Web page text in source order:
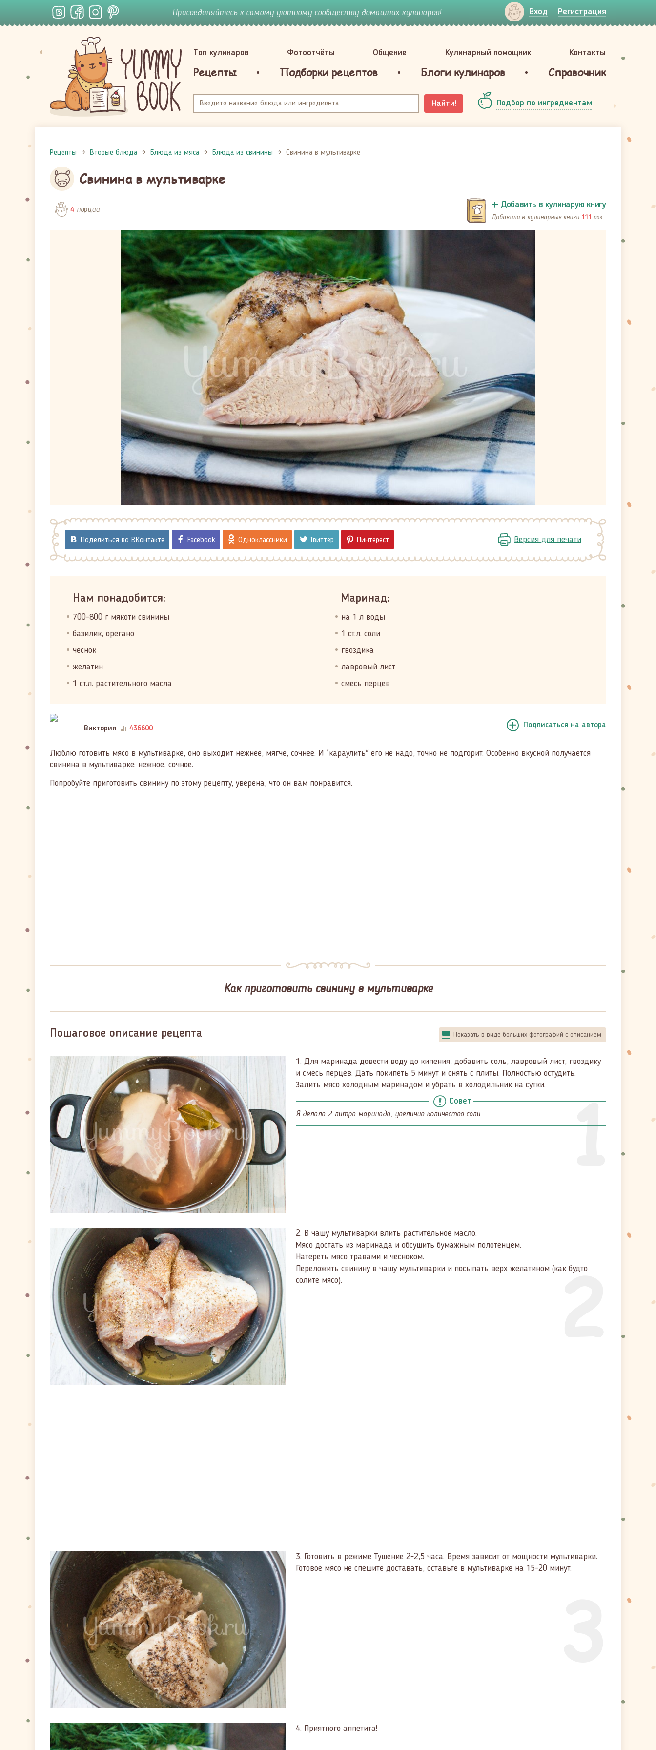
Присоединяйтесь к самому уютному сообществу домашних кулинаров! Вход Регистрация
Топ кулинаров Фотоотчёты Общение Кулинарный помощник Контакты
Рецепты Подборки рецептов Блоги кулинаров Справочник
Найти! Подбор по ингредиентам
Рецепты Вторые блюда Блюда из мяса Блюда из свинины Свинина в мультиварке
Свинина в мультиварке
4порции Добавить в кулинарую книгу
Добавили в кулинарные книги 111 раз
Поделиться во ВКонтакте Facebook Одноклассники Твиттер Пинтерест Версия для печати
Нам понадобится:
700-800 г мякоти свинины
базилик, орегано
чеснок
желатин
1 ст.л. растительного масла
Маринад:
на 1 л воды
1 ст.л. соли
гвоздика
лавровый лист
смесь перцев
Виктория 436600 Подписаться на автора
Люблю готовить мясо в мультиварке, оно выходит нежнее, мягче, сочнее. И "караулить" его не надо, точно не подгорит. Особенно вкусной получается
свинина в мультиварке: нежное, сочное.
Попробуйте приготовить свинину по этому рецепту, уверена, что он вам понравится.
Как приготовить свинину в мультиварке
Пошаговое описание рецепта Показать в виде больших фотографий с описанием
1
1. Для маринада довести воду до кипения, добавить соль, лавровый лист, гвоздику
и смесь перцев. Дать покипеть 5 минут и снять с плиты. Полностью остудить.
Залить мясо холодным маринадом и убрать в холодильник на сутки.
Совет
Я делала 2 литра маринада, увеличив количество соли.
2
2. В чашу мультиварки влить растительное масло.
Мясо достать из маринада и обсушить бумажным полотенцем.
Натереть мясо травами и чесноком.
Переложить свинину в чашу мультиварки и посыпать верх желатином (как будто
солите мясо).
3. Готовить в режиме Тушение 2-2,5 часа. Время зависит от мощности мультиварки.
Готовое мясо не спешите доставать, оставьте в мультиварке на 15-20 минут.
4. Приятного аппетита!